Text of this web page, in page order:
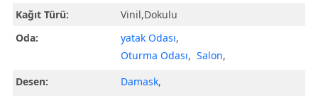
Kağıt Türü:
Vinil,Dokulu
Oda:
yatak Odası,
Oturma Odası, Salon,
Desen:
Damask,